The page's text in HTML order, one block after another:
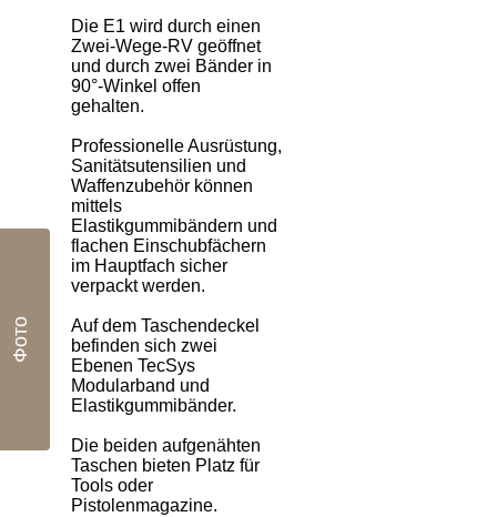
Die E1 wird durch einen
Zwei-Wege-RV geöffnet
und durch zwei Bänder in
90°-Winkel offen
gehalten.
Professionelle Ausrüstung,
Sanitätsutensilien und
Waffenzubehör können
mittels
Elastikgummibändern und
flachen Einschubfächern
im Hauptfach sicher
verpackt werden.
Auf dem Taschendeckel
befinden sich zwei
Ebenen TecSys
Modularband und
Elastikgummibänder.
Die beiden aufgenähten
Taschen bieten Platz für
Tools oder
Pistolenmagazine.
Фото